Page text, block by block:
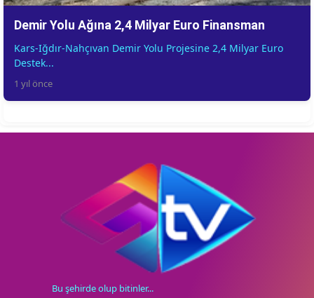
Demir Yolu Ağına 2,4 Milyar Euro Finansman
Kars-Iğdır-Nahçıvan Demir Yolu Projesine 2,4 Milyar Euro
Destek...
1 yıl önce
Bu şehirde olup bitinler...